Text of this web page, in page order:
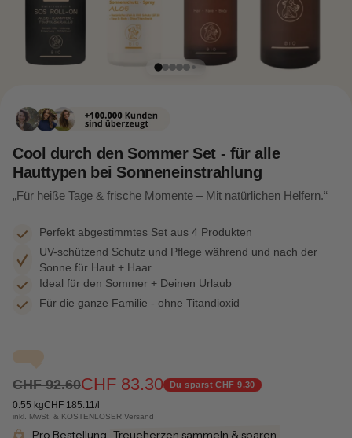
Cool durch den Sommer Set - für alle
Hauttypen bei Sonneneinstrahlung
„Für heiße Tage & frische Momente – Mit natürlichen Helfern.“
Perfekt abgestimmtes Set aus 4 Produkten
UV-schützend Schutz und Pflege während und nach der
Sonne für Haut + Haar
Ideal für den Sommer + Deinen Urlaub
Für die ganze Familie - ohne Titandioxid
CHF 83.30
CHF 92.60 Du sparst CHF 9.30
0.55 kgCHF 185.11/l
inkl. MwSt. & KOSTENLOSER Versand
Pro Bestellung Treueherzen sammeln & sparen